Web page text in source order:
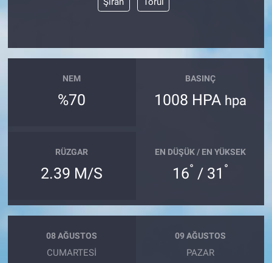
NEM
%70
BASINÇ
1008 HPA hpa
RÜZGAR
2.39 M/S
EN DÜŞÜK / EN YÜKSEK
16° / 31 °
08 AĞUSTOS
CUMARTESI
09 AĞUSTOS
PAZAR